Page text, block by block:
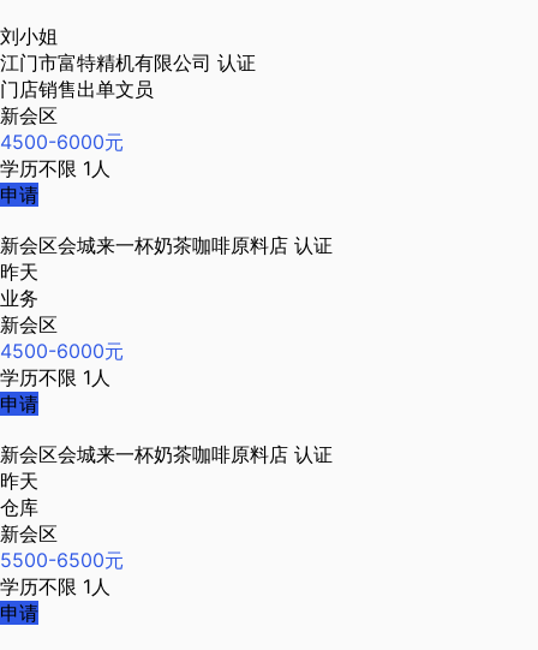
刘小姐
江门市富特精机有限公司 认证
门店销售出单文员
新会区
4500-6000元
学历不限 1人
申请
新会区会城来一杯奶茶咖啡原料店 认证
昨天
业务
新会区
4500-6000元
学历不限 1人
申请
新会区会城来一杯奶茶咖啡原料店 认证
昨天
仓库
新会区
5500-6500元
学历不限 1人
申请